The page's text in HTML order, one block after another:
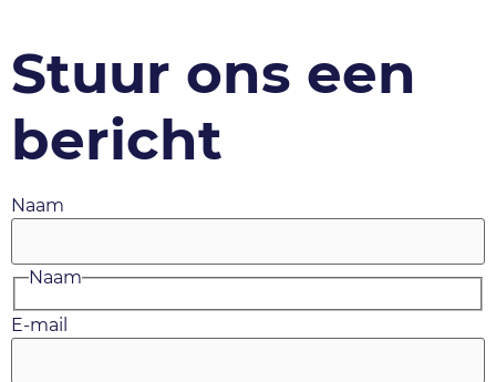
Stuur ons een
bericht
Naam
Naam
E-mail